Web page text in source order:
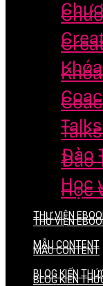
Đào
Học
THƯ VIỆN
MẪU CONTENT
BLOG KIẾN
Đào
Học
THƯ VIỆN
MẪU CONTENT
BLOG KIẾN